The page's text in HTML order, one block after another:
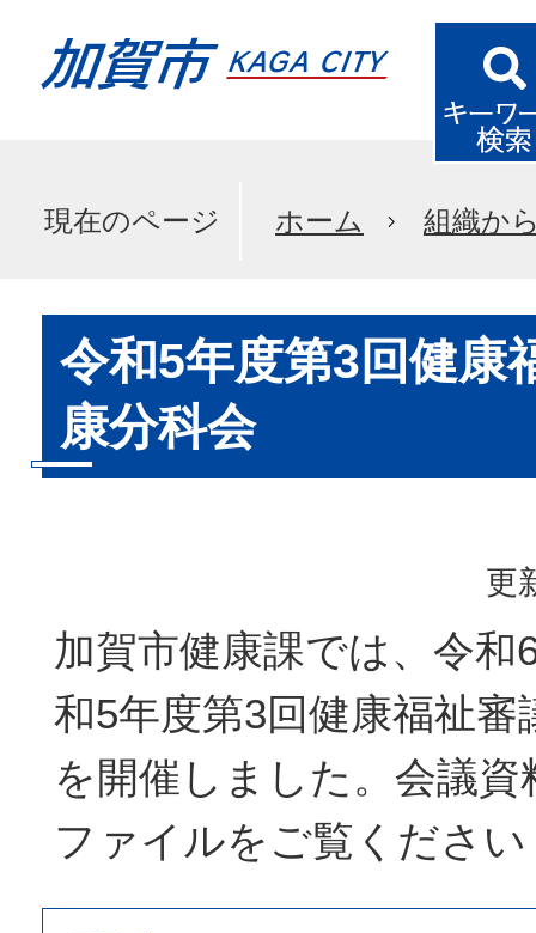
現在のページ ホーム 組織か
令和5年度第3回健康
康分科会
更
加賀市健康課では、令和
和5年度第3回健康福祉審
を開催しました。会議
ファイルをご覧ください